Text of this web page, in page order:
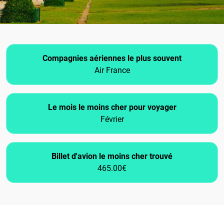
Compagnies aériennes le plus souvent
Air France
Le mois le moins cher pour voyager
Février
Billet d'avion le moins cher trouvé
465.00€